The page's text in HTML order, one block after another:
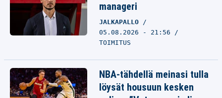
manageri
JALKAPALLO
05.08.2026 - 21:56
TOIMITUS
NBA-tähdellä meinasi tulla
löysät housuun kesken